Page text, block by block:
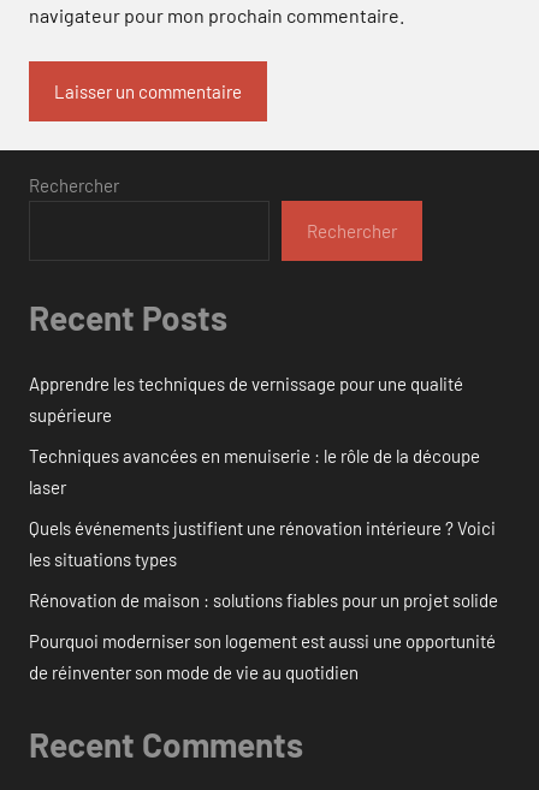
navigateur pour mon prochain commentaire.
Rechercher
Rechercher
Recent Posts
Apprendre les techniques de vernissage pour une qualité
supérieure
Techniques avancées en menuiserie : le rôle de la découpe
laser
Quels événements justifient une rénovation intérieure ? Voici
les situations types
Rénovation de maison : solutions fiables pour un projet solide
Pourquoi moderniser son logement est aussi une opportunité
de réinventer son mode de vie au quotidien
Recent Comments